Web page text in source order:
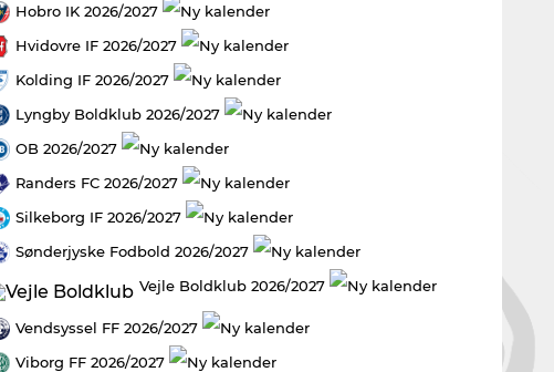
Hobro IK 2026/2027
Hvidovre IF 2026/2027
Kolding IF 2026/2027
Lyngby Boldklub 2026/2027
OB 2026/2027
Randers FC 2026/2027
Silkeborg IF 2026/2027
Sønderjyske Fodbold 2026/2027
Vejle Boldklub 2026/2027
Vendsyssel FF 2026/2027
Viborg FF 2026/2027